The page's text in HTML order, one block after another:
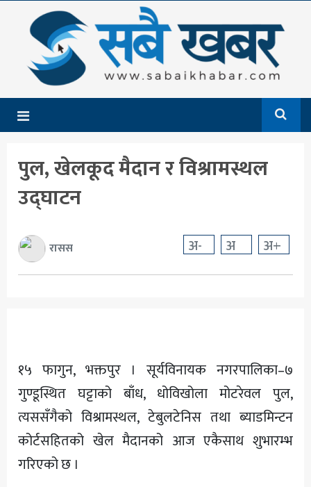
गृहपृष्ठ
समाचार
राजनीति
देश
आर्थिक
अन्तर्राष्ट्रिय
मनोरञ्जन
पुल, खेलकूद मैदान र विश्रामस्थल
उद्घाटन
रासस अ- अ अ+
१५ फागुन, भक्तपुर । सूर्यविनायक नगरपालिका–७
गुण्डूस्थित घट्टाको बाँध, धोविखोला मोटरेवल पुल,
त्यससँगैको विश्रामस्थल, टेबुलटेनिस तथा ब्याडमिन्टन
कोर्टसहितको खेल मैदानको आज एकैसाथ शुभारम्भ
गरिएको छ ।